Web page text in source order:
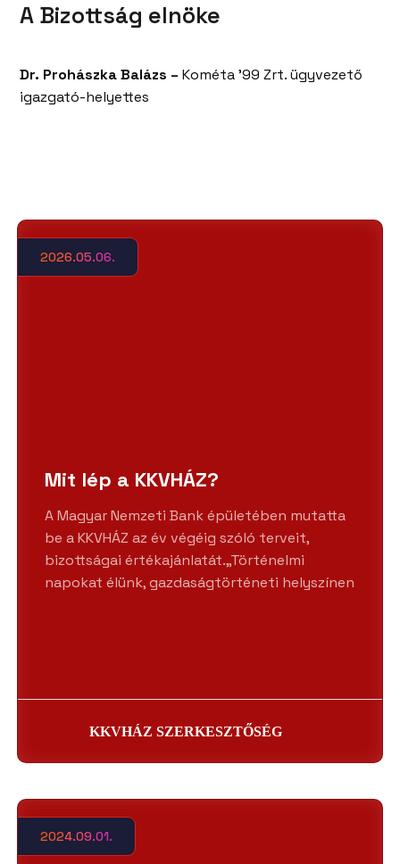
A Bizottság elnöke
Dr. Prohászka Balázs – Kométa ’99 Zrt. ügyvezető
igazgató-helyettes
2026.05.06.
Mit lép a KKVHÁZ?
A Magyar Nemzeti Bank épületében mutatta
be a KKVHÁZ az év végéig szóló terveit,
bizottságai értékajánlatát.„Történelmi
napokat élünk, gazdaságtörténeti helyszínen
KKVHÁZ SZERKESZTŐSÉG
2024.09.01.